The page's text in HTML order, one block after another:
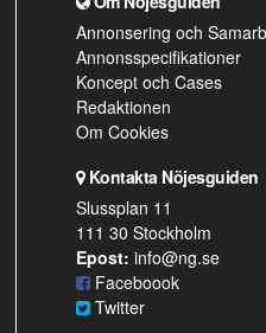
Annonsering och
Annonsspecifikationer
Koncept och Cases
Redaktionen
Om Cookies
Kontakta Nöjesguiden
Slussplan 11
111 30 Stockholm
Epost: info@ng.se
Faceboook
Twitter